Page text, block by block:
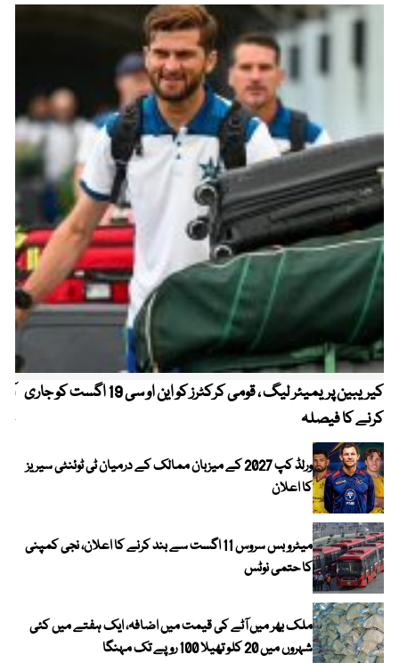
کیریبین پریمیئر لیگ ، قومی کرکٹرز کو این او سی 19 اگست کو جاری
کرنے کا فیصلہ
ورلڈ کپ 2027 کے میزبان ممالک کے درمیان ٹی ٹوئنٹی سیریز
کا اعلان
میٹرو بس سروس 11 اگست سے بند کرنے کا اعلان، نجی کمپنی
کا حتمی نوٹس
ملک بھر میں آٹے کی قیمت میں اضافہ، ایک ہفتے میں کئی
شہروں میں 20 کلو تھیلا 100 روپے تک مہنگا